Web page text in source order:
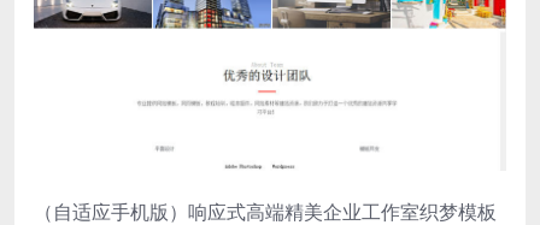
（自适应手机版）响应式高端精美企业工作室织梦模板